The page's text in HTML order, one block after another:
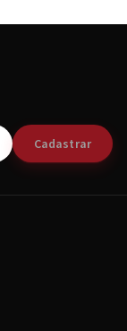
Cadastrar